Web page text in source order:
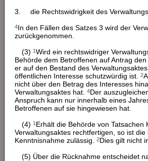
3.
die Rechtswidrigkeit des
4In den Fällen des Satzes 3 wird der
zurückgenommen.
(3) 1Wird ein rechtswidriger
Behörde dem Betroffenen auf Antrag
er auf den Bestand des
öffentlichen Interesse schutzwürdig ist.
2
nicht über den Betrag des Interesses
Verwaltungsaktes hat.
4Der
Anspruch kann nur innerhalb eines
Betroffenen auf sie hingewiesen hat.
(4) 1Erhält die Behörde von
Verwaltungsaktes rechtfertigen, so ist
Kenntnisnahme zulässig.
2Dies gilt nicht
(5) Über die Rücknahme entscheidet